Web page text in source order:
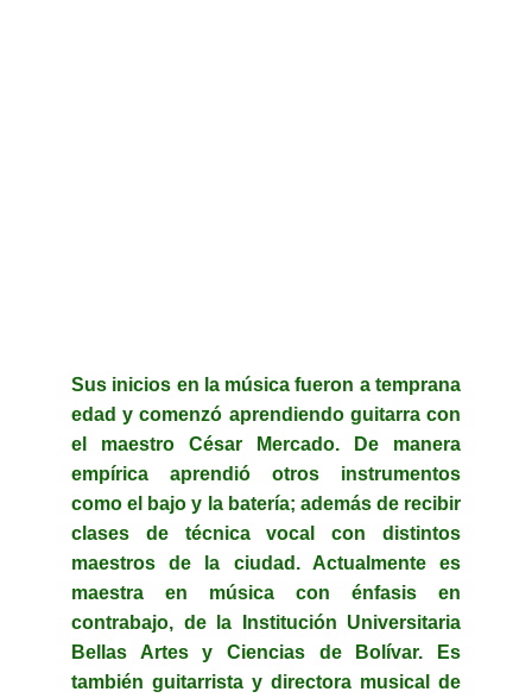
Sus inicios en la música fueron a temprana
edad y comenzó aprendiendo guitarra con
el maestro César Mercado. De manera
empírica aprendió otros instrumentos
como el bajo y la batería; además de recibir
clases de técnica vocal con distintos
maestros de la ciudad. Actualmente es
maestra en música con énfasis en
contrabajo, de la Institución Universitaria
Bellas Artes y Ciencias de Bolívar. Es
también guitarrista y directora musical de